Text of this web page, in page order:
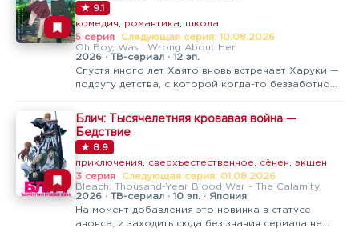
★ 9.1
комедия, романтика, школа
5 серия
Следующая серия: 10.08.2026
Oh Boy, Was I Wrong About Her
2026 · ТВ-сериал · 12 эп.
Спустя много лет Хаято вновь встречает Харуки —
подругу детства, с которой когда-то беззаботно
играет с мальчишкой-сорванцом.Время сильно
изменило Харуки: озорная девчонка выросла в
привлекательную молодую…
Блич: Тысячелетняя кровавая война —
Бедствие
★ 8.9
приключения, сверхъестественное, сёнен, экшен
3 серия
Следующая серия: 01.08.2026
Bleach: Thousand-Year Blood War - The Calamity
2026 · ТВ-сериал · 10 эп. · Япония
На момент добавления это новинка в статусе
анонса, и заходить сюда без знания сериала не